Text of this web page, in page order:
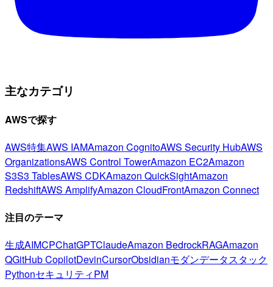
主なカテゴリ
AWSで探す
AWS特集AWS IAMAmazon CognitoAWS Security HubAWS
OrganizationsAWS Control TowerAmazon EC2Amazon
S3S3 TablesAWS CDKAmazon QuickSightAmazon
RedshiftAWS AmplifyAmazon CloudFrontAmazon Connect
注目のテーマ
生成AIMCPChatGPTClaudeAmazon BedrockRAGAmazon
QGitHub CopilotDevinCursorObsidianモダンデータスタック
PythonセキュリティPM